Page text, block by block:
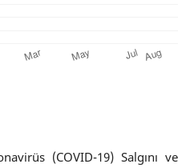
(COVID-19) Salgını ve